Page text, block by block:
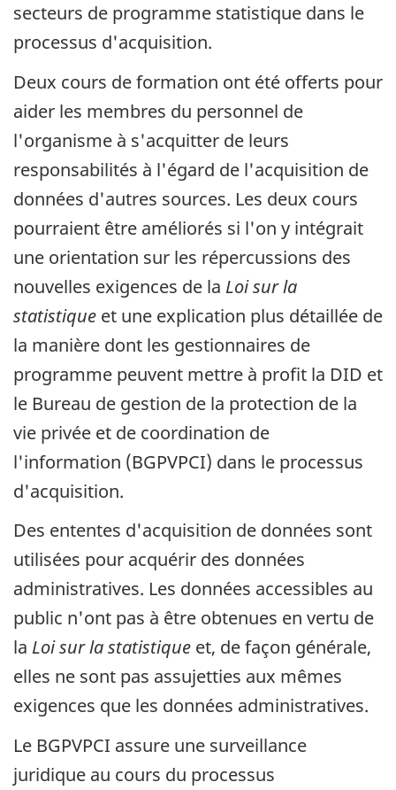
secteurs de programme statistique dans le
processus d'acquisition.
Deux cours de formation ont été offerts pour
aider les membres du personnel de
l'organisme à s'acquitter de leurs
responsabilités à l'égard de l'acquisition de
données d'autres sources. Les deux cours
pourraient être améliorés si l'on y intégrait
une orientation sur les répercussions des
nouvelles exigences de la Loi sur la
statistique et une explication plus détaillée de
la manière dont les gestionnaires de
programme peuvent mettre à profit la DID et
le Bureau de gestion de la protection de la
vie privée et de coordination de
l'information (BGPVPCI) dans le processus
d'acquisition.
Des ententes d'acquisition de données sont
utilisées pour acquérir des données
administratives. Les données accessibles au
public n'ont pas à être obtenues en vertu de
la Loi sur la statistique et, de façon générale,
elles ne sont pas assujetties aux mêmes
exigences que les données administratives.
Le BGPVPCI assure une surveillance
juridique au cours du processus